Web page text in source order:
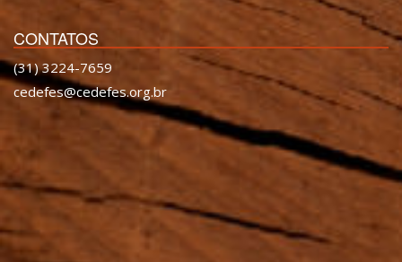
CONTATOS
(31) 3224-7659
cedefes@cedefes.org.br